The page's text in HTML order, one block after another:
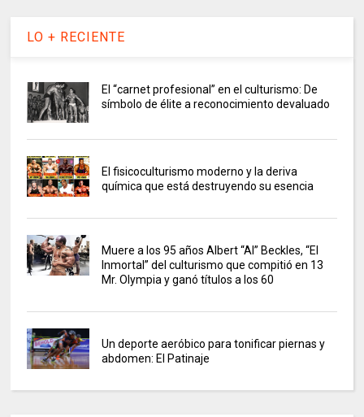
LO + RECIENTE
El “carnet profesional” en el culturismo: De
símbolo de élite a reconocimiento devaluado
El fisicoculturismo moderno y la deriva
química que está destruyendo su esencia
Muere a los 95 años Albert “Al” Beckles, “El
Inmortal” del culturismo que compitió en 13
Mr. Olympia y ganó títulos a los 60
Un deporte aeróbico para tonificar piernas y
abdomen: El Patinaje